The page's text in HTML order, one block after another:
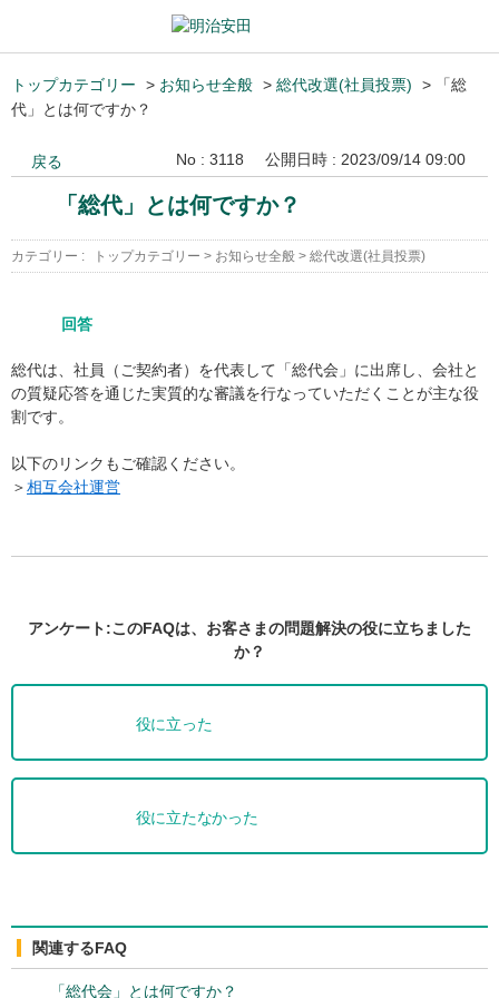
トップカテゴリー > お知らせ全般 > 総代改選(社員投票) >
「総
代」とは何ですか？
戻る No : 3118 公開日時 : 2023/09/14 09:00
「総代」とは何ですか？
カテゴリー : トップカテゴリー > お知らせ全般 > 総代改選(社員投票)
回答
総代は、社員（ご契約者）を代表して「総代会」に出席し、会社と
の質疑応答を通じた実質的な審議を行なっていただくことが主な役
割です。
以下のリンクもご確認ください。
＞相互会社運営
アンケート:このFAQは、お客さまの問題解決の役に立ちました
か？
役に立った
役に立たなかった
関連するFAQ
「総代会」とは何ですか？